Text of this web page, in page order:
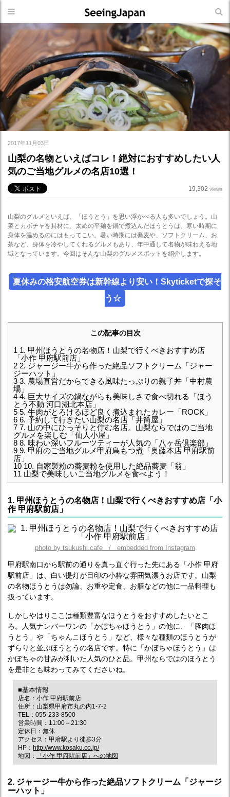
2017年11月03日
山梨の名物といえばコレ！絶対におすすめしたい人
気のご当地グルメの名店10選！
19,302 views
山梨のグルメといえば、「ほうとう」を思い浮かべる人も多いでしょう。山
菜とカボチャを具材に、太めの平麺を鍋で煮込んだほうとうは、寒い時期に
身体を温めるのにはもってこい。暑い時期には蕎麦や、ソフトクリーム、お
茶など、身体を冷やしてくれるグルメもあり、年中通して名物が味わえる地
域となっています。今回はそんな山梨のグルメスポットを紹介します。
夏休みの格安航空券は新幹線より安い！Skyticketで探そ
う☆
この記事の目次
1 1. 甲州ほうとうの名物店！山梨で行くべきおすすめ店
「小作 甲府駅前店」
2 2. ジャージー牛から作った絶品ソフトクリーム「ジャー
ジーハット」
3 3. 農場直営だからできる風味たっぷりの親子丼「中村農
場」
4 4. 巨大サイズの鍋ながらも美味しさで食べ切れる「ほう
とう不動 河口湖北本店」
5 5. 牛肉がとろけるほど良く煮込まれたカレー「ROCK」
6 6. 予約して行きたい山梨の名店「井筒屋」
7 7. 山の中にひっそりと佇む名店。山梨ならではのご当地
グルメを楽しむ「仙人小屋」
8 8. 味わい深いフルーツティーが人気の「八ヶ岳倶楽部」
9 9. 甲府のご当地グルメ甲府鳥もつ煮「奥藤本店 甲府駅前
店」
10 10. 自家製粉の蕎麦粉を使用した絶品蕎麦「翁」
11 山梨で美味しいご当地グルメを食べよう！
1. 甲州ほうとうの名物店！山梨で行くべきおすすめ店「小
作 甲府駅前店」
photo by tsukushi.cafe / embedded from Instagram
甲府駅南口から駅前の通りを真っ直ぐ行った先にある「小作 甲府
駅前店」は、白い提灯が目印の小粋な雰囲気漂うお店です。山梨
の名物ほうとうは勿論、お重や定食、お膳などの他に一品料理も
扱っています。
しかしやはりここは種類豊富なほうとうをおすすめしたいとこ
ろ。人気ナンバーワンの「かぼちゃほうとう」の他に、「豚肉ほ
うとう」や「ちゃんこほうとう」など、様々な種類のほうとうが
ずらりと並ぶほうとうの名店です。特に「かぼちゃほうとう」は
かぼちゃの甘みが利いた人気のひと品。甲州ならではのほうとう
を是非とも味わってみてくださいね。
■基本情報
店名：小作 甲府駅前店
住所：山梨県甲府市丸の内1-7-2
TEL：055-233-8500
営業時間：11:00～21:30
定休日：無休
アクセス：甲府駅より徒歩3分
HP： http://www.kosaku.co.jp/
地図：
「小作 甲府駅前店」への地図
2. ジャージー牛から作った絶品ソフトクリーム「ジャージ
ーハット」